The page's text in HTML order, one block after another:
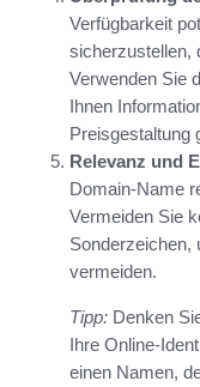
Verfügbarkeit
sicherzustellen,
Verwenden Sie
Ihnen
Preisgestaltung
Relevanz und
Domain-Name
Vermeiden Sie
Sonderzeichen,
vermeiden.
Tipp: Denken
Ihre Online-
einen Namen,